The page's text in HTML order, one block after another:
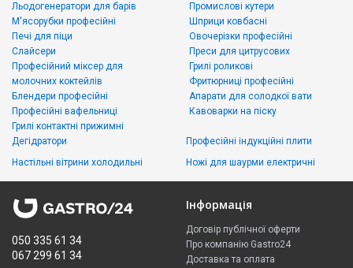
Льодогенератори для барів
М'ясорубки професійні
Печі для піци
Слайсери
Промислові кутери
Шприци ковбасні
Овочерізки професійні
Преси для цитрусових
Професійний міксер для
молочних коктейлів
Блендери професійні
Професійні вафельниці
Грилі контактні прижимні
Грилі роликові
Фритюрниці професійні
Апарати для солодкої вати
Кавоварки на піску
Дегідратори
Настільні вітрини холодильні
Професійні індукційні плити
Ножі для шаурми електричні
050 335 61 34
067 299 61 34
Інформація
Договір публічної оферти
Про компанію Gastro24
Доставка та оплата